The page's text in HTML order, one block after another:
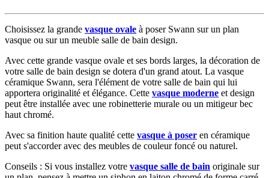
Choisissez la grande vasque ovale à poser Swann sur un plan
vasque ou sur un meuble salle de bain design.
Avec cette grande vasque ovale et ses bords larges, la décoration de
votre salle de bain design se dotera d'un grand atout. La vasque
céramique Swann, sera l'élément de votre salle de bain qui lui
apportera originalité et élégance. Cette vasque moderne et design
peut être installée avec une robinetterie murale ou un mitigeur bec
haut chromé.
Avec sa finition haute qualité cette vasque à poser en céramique
peut s'accorder avec des meubles de couleur foncé ou naturel.
Conseils : Si vous installez votre vasque salle de bain originale sur